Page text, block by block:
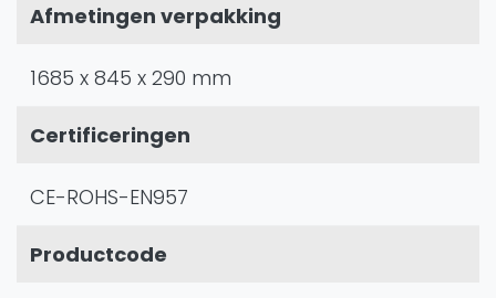
Afmetingen verpakking
1685 x 845 x 290 mm
Certificeringen
CE-ROHS-EN957
Productcode